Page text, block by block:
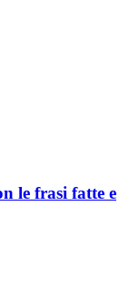
le frasi fatte e